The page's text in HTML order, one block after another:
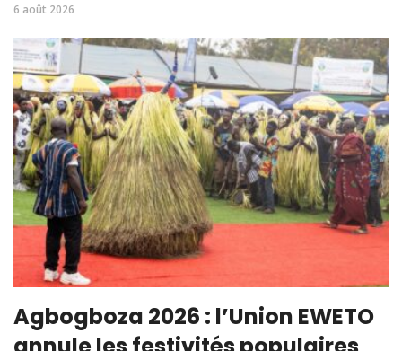
6 août 2026
Agbogboza 2026 : l’Union EWETO